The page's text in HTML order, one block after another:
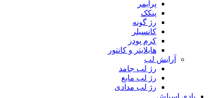
پرایمر
پنکک
رژ گونه
کانسیلر
کرم پودر
هایلایتر و کانتور
آرایش لب
رژ لب جامد
رژ لب مایع
رژ لب مدادی
بادی اسپلش